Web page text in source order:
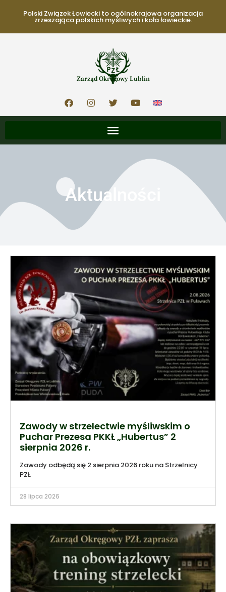
Polski Związek Łowiecki to ogólnokrajowa organizacja
zrzeszająca polskich myśliwych i koła łowieckie.
Zarząd Okręgowy Lublin
Aktualności
Zawody w strzelectwie myśliwskim o
Puchar Prezesa PKKŁ „Hubertus” 2
sierpnia 2026 r.
Zawody odbędą się 2 sierpnia 2026 roku na Strzelnicy
PZŁ
28 lipca 2026